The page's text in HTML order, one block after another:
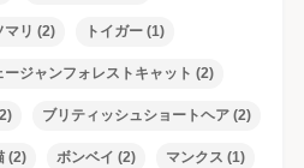
マリ (2) トイガー(1)
ージャンフォレストキャット (2)
ブリティッシュショートヘア(2)
(2) ボンベイ (2) マンクス (1)